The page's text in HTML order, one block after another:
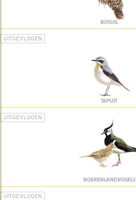
BOSUIL
UITGEVLOGEN
TAPUIT
UITGEVLOGEN
BOERENLANDVOGELS
UITGEVLOGEN